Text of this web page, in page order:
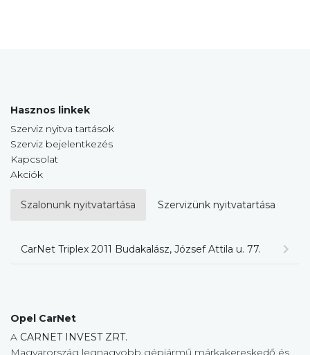
Hasznos linkek
Szerviz nyitva tartások
Szerviz bejelentkezés
Kapcsolat
Akciók
Szalonunk nyitvatartása Szervizünk nyitvatartása
CarNet Triplex 2011 Budakalász, József Attila u. 77.
Opel CarNet
A CARNET INVEST ZRT.
Magyarország legnagyobb gépjármű márkakereskedő és